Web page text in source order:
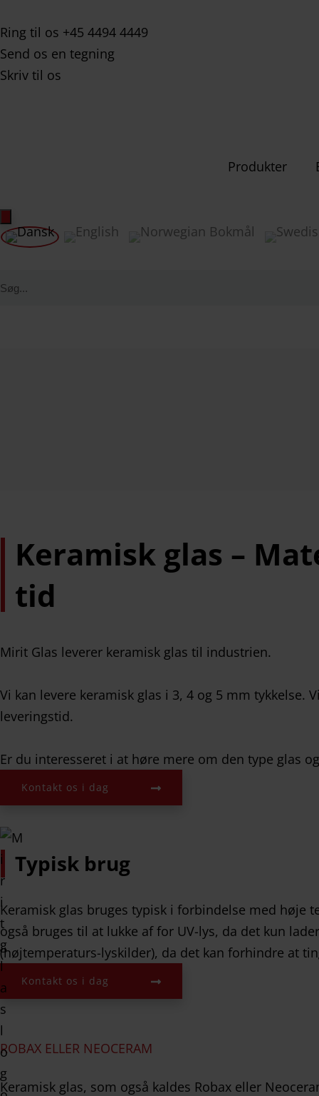
Ring til os +45 4494 4449
Send os en tegning
Skriv til os
Produkter
Keramisk glas –
tid
Mirit Glas leverer keramisk glas til industrien.
Vi kan levere keramisk glas i 3, 4 og 5 mm tykkelse.
leveringstid.
Er du interesseret i at høre mere om den type glas
Kontakt os i dag
Typisk brug
Keramisk glas bruges typisk i forbindelse med høje
også bruges til at lukke af for UV-lys, da det kun
(højtemperaturs-lyskilder), da det kan forhindre at
Kontakt os i dag
ROBAX ELLER NEOCERAM
Keramisk glas, som også kaldes Robax eller